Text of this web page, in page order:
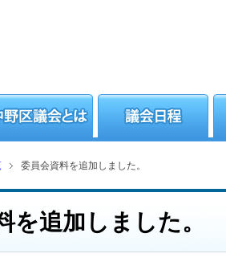
委員会資料を追加しました。
を追加しました。